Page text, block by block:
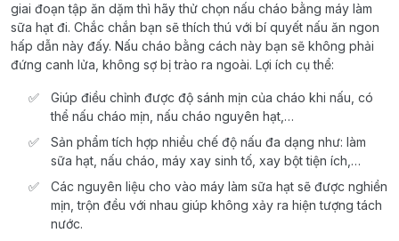
giai đoạn tập ăn dặm thì hãy thử chọn nấu cháo bằng máy làm
sữa hạt đi. Chắc chắn bạn sẽ thích thú với bí quyết nấu ăn ngon
hấp dẫn này đấy. Nấu cháo bằng cách này bạn sẽ không phải
đứng canh lửa, không sợ bị trào ra ngoài. Lợi ích cụ thể:
Giúp điều chỉnh được độ sánh mịn của cháo khi nấu, có
thể nấu cháo mịn, nấu cháo nguyên hạt,…
Sản phẩm tích hợp nhiều chế độ nấu đa dạng như: làm
sữa hạt, nấu cháo, máy xay sinh tố, xay bột tiện ích,…
Các nguyên liệu cho vào máy làm sữa hạt sẽ được nghiền
mịn, trộn đều với nhau giúp không xảy ra hiện tượng tách
nước.